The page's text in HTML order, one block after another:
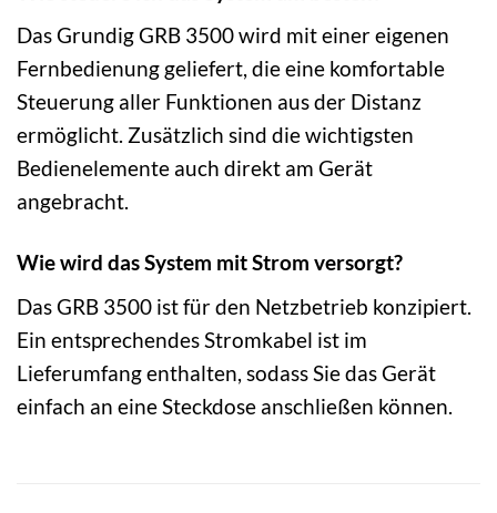
Das Grundig GRB 3500 wird mit einer eigenen
Fernbedienung geliefert, die eine komfortable
Steuerung aller Funktionen aus der Distanz
ermöglicht. Zusätzlich sind die wichtigsten
Bedienelemente auch direkt am Gerät
angebracht.
Wie wird das System mit Strom versorgt?
Das GRB 3500 ist für den Netzbetrieb konzipiert.
Ein entsprechendes Stromkabel ist im
Lieferumfang enthalten, sodass Sie das Gerät
einfach an eine Steckdose anschließen können.